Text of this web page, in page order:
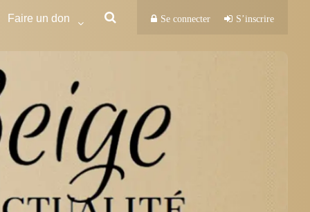
Faire un don Se connecter S’inscrire